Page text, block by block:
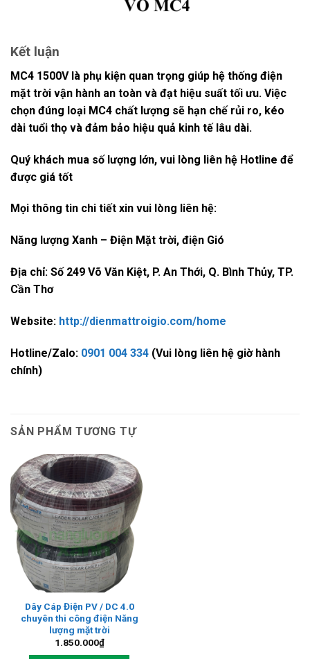
Kết luận
MC4 1500Vlà phụ kiện quan trọng giúp hệ thống điện
mặt trời vận hành an toàn và đạt hiệu suất tối ưu. Việc
chọn đúng loại MC4 chất lượng sẽ hạn chế rủi ro, kéo
dài tuổi thọ và đảm bảo hiệu quả kinh tế lâu dài.
Quý khách mua số lượng lớn, vui lòng liên hệ Hotline để
được giá tốt
Mọi thông tin chi tiết xin vui lòng liên hệ:
Năng lượng Xanh – Điện Mặt trời, điện Gió
Địa chỉ: Số 249 Võ Văn Kiệt, P. An Thới, Q. Bình Thủy, TP.
Cần Thơ
Website: http://dienmattroigio.com/home​
Hotline/Zalo: 0901 004 334 (Vui lòng liên hệ giờ hành
chính)
SẢN PHẨM TƯƠNG TỰ
Dây Cáp Điện PV / DC 4.0
chuyên thi công điện Năng
lượng mặt trời
1.850.000₫